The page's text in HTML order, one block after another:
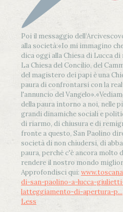
Poi il messaggio
alla società:«Io mi immagino
dica oggi alla Chiesa di Lucca di
La Chiesa del Concilio, del
del magistero dei papi è una
paura di confrontarsi con la
l'annuncio del Vangelo».
della paura intorno a noi, nelle
grandi dinamiche sociali e
di riarmo, di chiusura e di
fronte a questo, San Paolino
società di non chiudersi, di
paura, perché c'è ancora molto
rendere il nostro mondo
Approfondisci qui:
di-san-paolino-a-lucca-
latteggiamento-di-apertura-p...
Less